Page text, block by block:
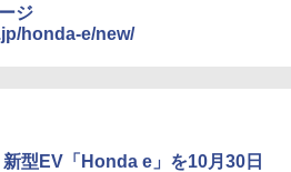
ジ
honda-e/new/
型EV「Honda e」を10月30日